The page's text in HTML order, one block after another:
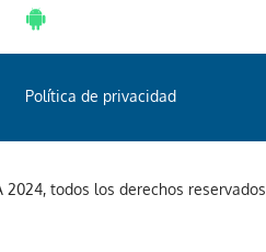
Política de privacidad
todos los derechos reservados